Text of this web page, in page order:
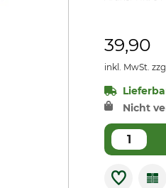
39,90
inkl. MwSt.
Nicht